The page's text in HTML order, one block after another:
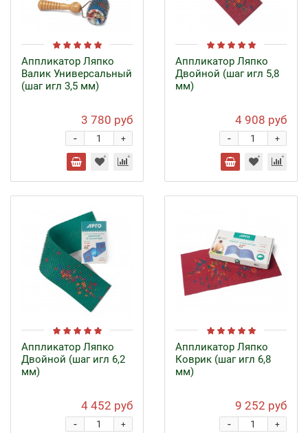
Аппликатор Ляпко
Валик Универсальный
(шаг игл 3,5 мм)
3 780 руб
+
-
Аппликатор Ляпко
Двойной (шаг игл 5,8
мм)
4 908 руб
+
-
Аппликатор Ляпко
Двойной (шаг игл 6,2
мм)
4 452 руб
+
-
Аппликатор Ляпко
Коврик (шаг игл 6,8
мм)
9 252 руб
+
-